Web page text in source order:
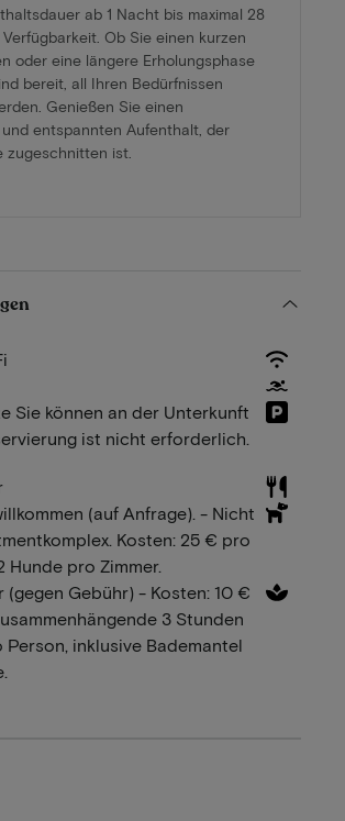
ab 1 Nacht bis maximal 28
Ob Sie einen kurzen
oder eine längere Erholungsphase
bereit, all Ihren Bedürfnissen
Genießen Sie einen
entspannten Aufenthalt, der
zugeschnitten ist.
Sie können an der Unterkunft
ist nicht erforderlich.
(auf Anfrage). - Nicht
Kosten: 25 € pro
Hunde pro Zimmer.
(gegen Gebühr) - Kosten: 10 €
3 Stunden
inklusive Bademantel